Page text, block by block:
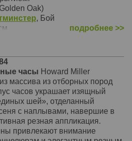
Oak)
, Бой
подробнее >>
часы Howard Miller
массива из отборных пород
часов украшает изящный
шей», отделанный
с наплывами, навершие в
резная аппликация.
привлекают внимание